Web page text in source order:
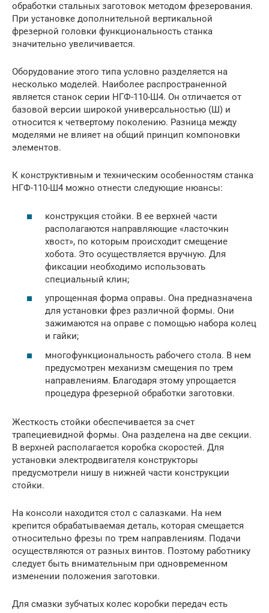
обработки стальных заготовок методом фрезерования.
При установке дополнительной вертикальной
фрезерной головки функциональность станка
значительно увеличивается.
Оборудование этого типа условно разделяется на
несколько моделей. Наиболее распространенной
является станок серии НГФ-110-Ш4. Он отличается от
базовой версии широкой универсальностью (Ш) и
относится к четвертому поколению. Разница между
моделями не влияет на общий принцип компоновки
элементов.
К конструктивным и техническим особенностям станка
НГФ-110-Ш4 можно отнести следующие нюансы:
конструкция стойки. В ее верхней части
располагаются направляющие «ласточкин
хвост», по которым происходит смещение
хобота. Это осуществляется вручную. Для
фиксации необходимо использовать
специальный клин;
упрощенная форма оправы. Она предназначена
для установки фрез различной формы. Они
зажимаются на оправе с помощью набора колец
и гайки;
многофункциональность рабочего стола. В нем
предусмотрен механизм смещения по трем
направлениям. Благодаря этому упрощается
процедура фрезерной обработки заготовки.
Жесткость стойки обеспечивается за счет
трапециевидной формы. Она разделена на две секции.
В верхней располагается коробка скоростей. Для
установки электродвигателя конструкторы
предусмотрели нишу в нижней части конструкции
стойки.
На консоли находится стол с салазками. На нем
крепится обрабатываемая деталь, которая смещается
относительно фрезы по трем направлениям. Подачи
осуществляются от разных винтов. Поэтому работнику
следует быть внимательным при одновременном
изменении положения заготовки.
Для смазки зубчатых колес коробки передач есть